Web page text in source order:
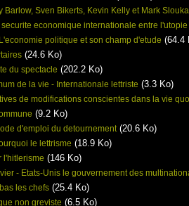
Barlow, Sven Bikerts, Kevin Kelly et Mark Slouka
economique internationale entre
politique et son champ d'etude (64.4
(24.6 Ko)
du spectacle (202.2 Ko)
de la vie - Internationale lettriste (3.3 Ko)
de modifications conscientes dans la vie
(9.2 Ko)
d'emploi du detournement (20.6 Ko)
le lettrisme (18.9 Ko)
l'hitlerisme (146 Ko)
- Etats-Unis le gouvernement des
les chefs (25.4 Ko)
non greviste (6.5 Ko)